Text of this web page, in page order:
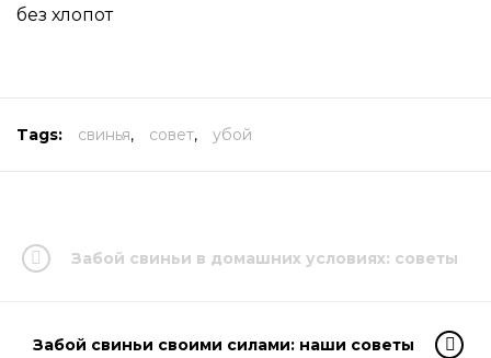
без хлопот
Tags: свинья, совет, убой
Забой свиньи в домашних условиях: советы
Забой свиньи своими силами: наши советы